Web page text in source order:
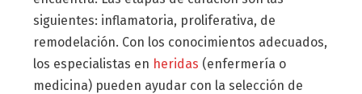
siguientes: inflamatoria, proliferativa, de
remodelación. Con los conocimientos adecuados,
los especialistas en heridas (enfermería o
medicina) pueden ayudar con la selección de